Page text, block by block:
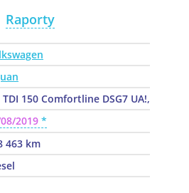
Raporty
TDI 150 Comfortline DSG7 UA!,
2019
463 km